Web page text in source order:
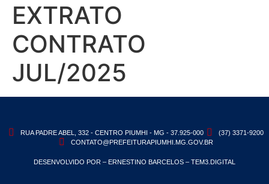
EXTRATO
CONTRATO
JUL/2025
RUA PADRE ABEL, 332 - CENTRO PIUMHI - MG - 37.925-000
(37) 3371-9200
CONTATO@PREFEITURAPIUMHI.MG.GOV.BR
DESENVOLVIDO POR – ERNESTINO BARCELOS – TEM3.DIGITAL